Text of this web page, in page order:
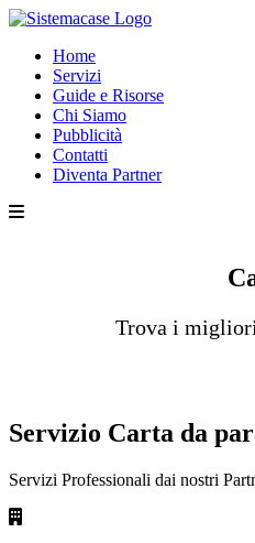
Home
Servizi
Guide e Risorse
Chi Siamo
Pubblicità
Contatti
Diventa Partner
Trova i
Servizio Carta da
Servizi Professionali dai nostri